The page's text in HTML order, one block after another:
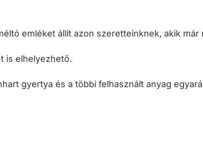
emléket állít azon szeretteinknek, akik
is elhelyezhető.
gyertya és a többi felhasznált anyag